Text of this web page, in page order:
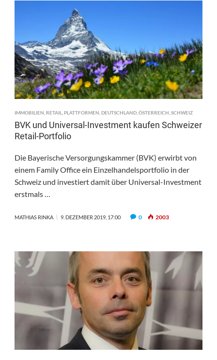
IMMOBILIEN RETAIL PLATTFORMEN DEUTSCHLAND ÖSTERREICH SCHWEIZ
BVK und Universal-Investment kaufen Schweizer
Retail-Portfolio
Die Bayerische Versorgungskammer (BVK) erwirbt von
einem Family Office ein Einzelhandelsportfolio in der
Schweiz und investiert damit über Universal-Investment
erstmals …
MATHIAS RINKA 9. DEZEMBER 2019, 17:00 0 2003